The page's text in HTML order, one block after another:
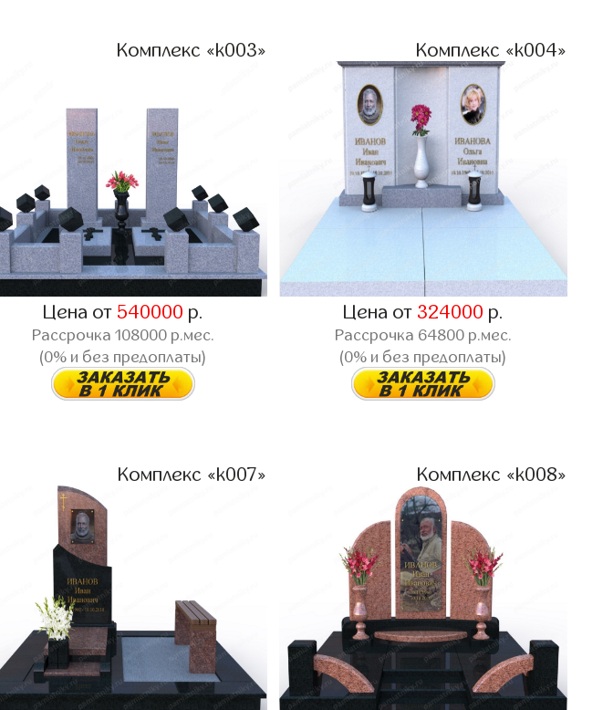
Комплекс «k003»
Цена от 540000 р.
Рассрочка 108000р.мес.
(0% и без предоплаты)
Комплекс «k004»
Цена от 324000 р.
Рассрочка 64800р.мес.
(0% и без предоплаты)
Комплекс «k007» Комплекс «k008»